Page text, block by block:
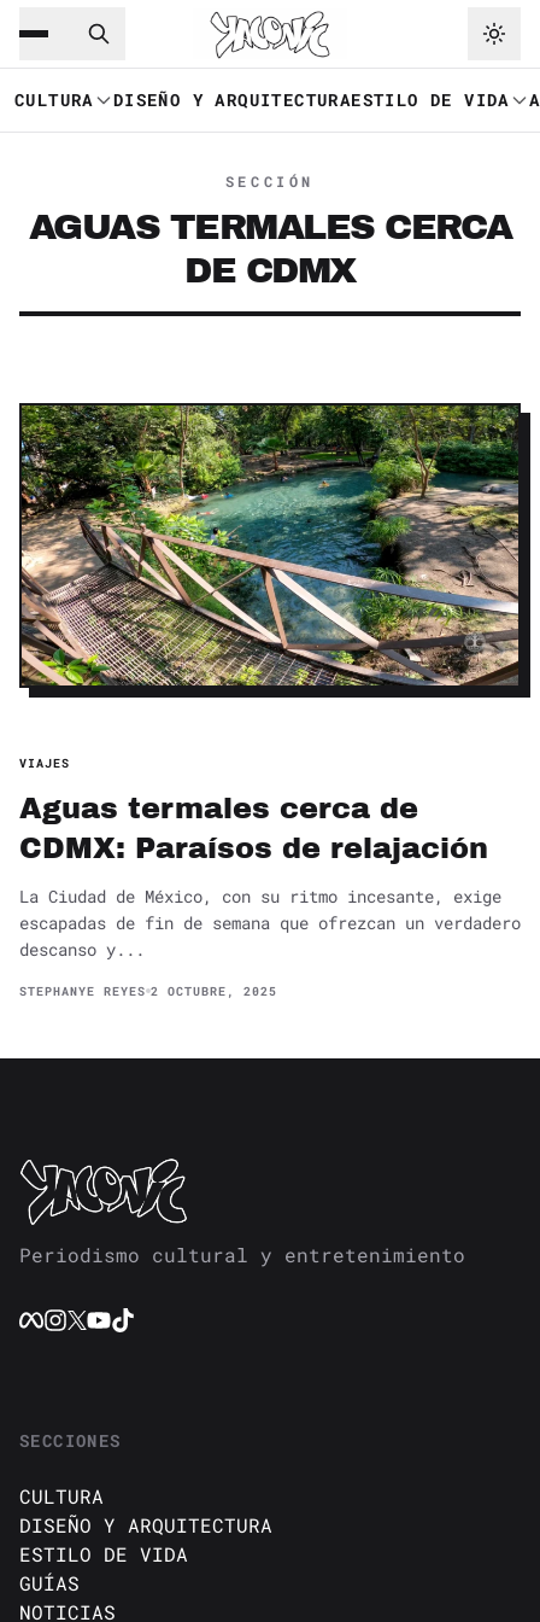
Saltar al contenido principal
CULTURA DISEÑO Y ARQUITECTURAESTILO DE VIDA
SECCIÓN
AGUAS TERMALES CERCA
DE CDMX
VIAJES
Aguas termales cerca de
CDMX: Paraísos de relajación
La Ciudad de México, con su ritmo incesante, exige
escapadas de fin de semana que ofrezcan un verdadero
descanso y...
STEPHANYE REYES 2 OCTUBRE, 2025
Periodismo cultural y entretenimiento
SECCIONES
CULTURA
DISEÑO Y ARQUITECTURA
ESTILO DE VIDA
GUÍAS
NOTICIAS